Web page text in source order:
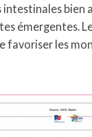
bien
émergentes.
favoriser les